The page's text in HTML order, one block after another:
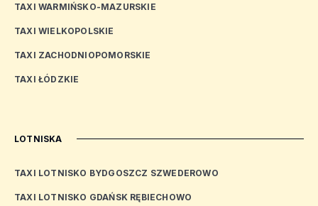
TAXI WARMIŃSKO-MAZURSKIE
TAXI WIELKOPOLSKIE
TAXI ZACHODNIOPOMORSKIE
TAXI ŁÓDZKIE
LOTNISKA
TAXI LOTNISKO BYDGOSZCZ SZWEDEROWO
TAXI LOTNISKO GDAŃSK RĘBIECHOWO